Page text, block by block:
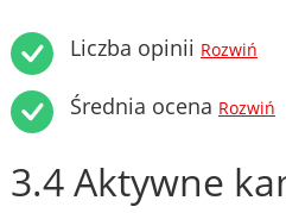
Liczba opinii Rozwiń
Średnia ocena Rozwiń
3.4 Aktywne